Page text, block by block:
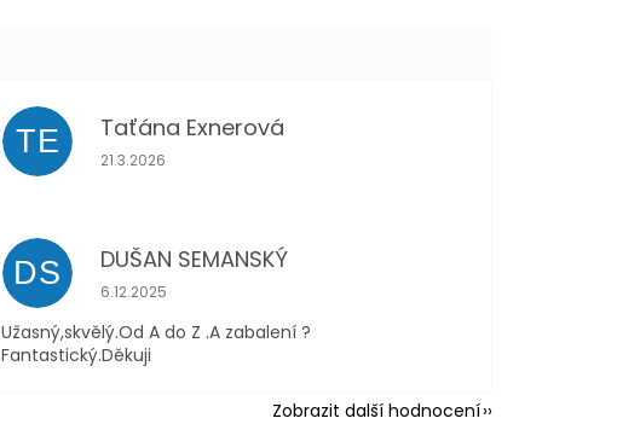
TE Taťána Exnerová
Hodnocení obchodu je 5 z 5 hvězdiček.
21.3.2026
DS DUŠAN SEMANSKÝ
Hodnocení obchodu je 5 z 5 hvězdiček.
6.12.2025
Užasný,skvělý.Od A do Z .A zabalení ?
Fantastický.Děkuji
Zobrazit další hodnocení